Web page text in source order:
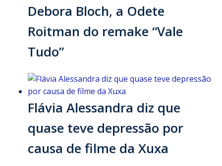
Debora Bloch, a Odete
Roitman do remake “Vale
Tudo”
Flávia Alessandra diz que
quase teve depressão por
causa de filme da Xuxa